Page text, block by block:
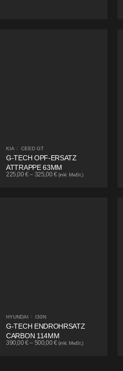
KIA / CEED GT
G-TECH OPF-ERSATZ
ATTRAPPE 63MM
225,00€– 325,00€ (inkl. MwSt.)
HYUNDAI / I30N
G-TECH ENDROHRSATZ
CARBON 114MM
390,00€– 500,00€ (inkl. MwSt.)